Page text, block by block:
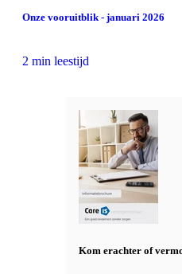
Onze vooruitblik - januari 2026
2 min leestijd
Kom erachter of